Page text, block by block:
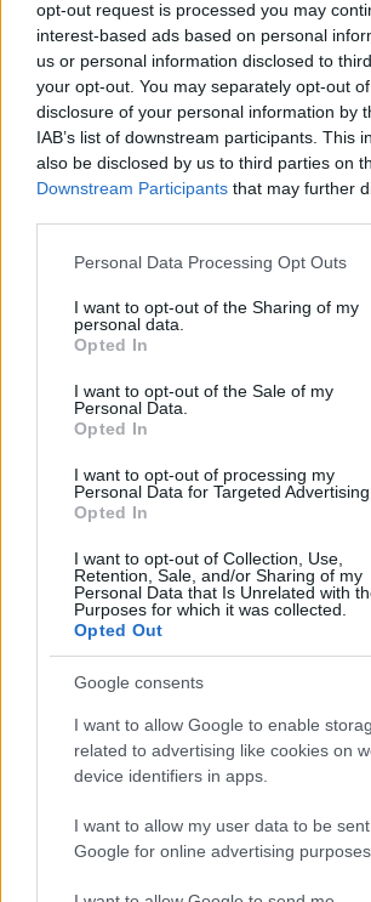
opt-out request is processed you may
interest-based ads based on personal
us or personal information disclosed to
your opt-out. You may separately opt-out
disclosure of your personal information by
IAB’s list of downstream participants. This
also be disclosed by us to third parties on
Downstream Participants that may further
Please note that this website/app uses one
not limited to your visit or usage behaviour.
grant or deny consent to Google and its
use your data for below specified purposes
consent section.
Personal Data Processing Opt Outs
I want to opt-out of the Sharing of my
personal data.
Opted In
I want to opt-out of the Sale of my
Personal Data.
Opted In
I want to opt-out of processing my
Personal Data for Targeted Advertising.
Opted In
I want to opt-out of Collection, Use,
Retention, Sale, and/or Sharing of my
Personal Data that Is Unrelated with
Purposes for which it was collected.
Opted Out
Google consents
I want to allow Google to enable
related to advertising like cookies on
device identifiers in apps.
I want to allow my user data to be
Google for online advertising purposes.
E-mail cím
Feliratkozom a hírlevélre és
szabályzatot!
FELIRATKOZÁS
másodfokúra csökken
Helyi hírek
Bicske vízellátása
termeléssel
villamosenergia-
HIRDETÉS
HIRDETÉS